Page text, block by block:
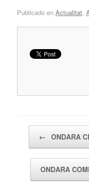
Publicado en Actualitat,
← ONDARA
ONDARA